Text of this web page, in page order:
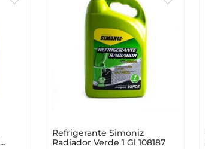
Refrigerante Simoniz
Radiador Verde 1 Gl 108187